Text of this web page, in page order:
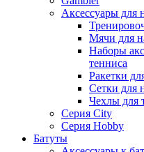
Аксессуары для
Мячи для
Наборы
тенниса
Ракетки
Сетки для
Чехлы для
Серия City
Серия Hobby
Батуты